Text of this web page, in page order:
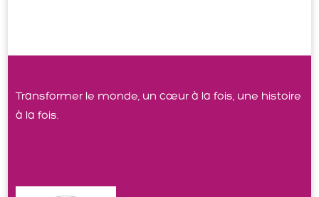
Transformer le monde, un cœur à la fois, une histoire
à la fois.